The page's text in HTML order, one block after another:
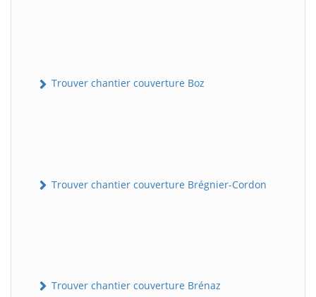
Trouver chantier couverture Boz
Trouver chantier couverture Brégnier-Cordon
Trouver chantier couverture Brénaz